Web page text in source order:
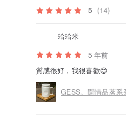
5 (14)
蛤蛤米
5 年前
質感很好，我很喜歡😊
GESS。聞情品茗